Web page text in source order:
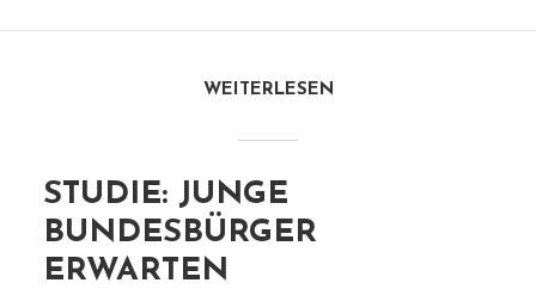
WEITERLESEN
STUDIE: JUNGE
BUNDESBÜRGER
ERWARTEN